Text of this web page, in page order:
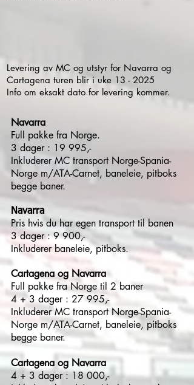
Levering av MC og utstyr for Navarra og
Cartagena turen blir i uke 13 - 2025
Info om eksakt dato for levering kommer.
Navarra
Full pakke fra Norge.
3 dager : 19 995,-
Inkluderer MC transport Norge-Spania-
Norge m/ATA-Carnet, baneleie, pitboks
begge baner.
Navarra
Pris hvis du har egen transport til banen
3 dager : 9 900,-
Inkluderer baneleie, pitboks.
Cartagena og Navarra
Full pakke fra Norge til 2 baner
4 + 3 dager : 27 995,-
Inkluderer MC transport Norge-Spania-
Norge m/ATA-Carnet, baneleie, pitboks
begge baner.
Cartagena og Navarra
4 + 3 dager : 18 000,-